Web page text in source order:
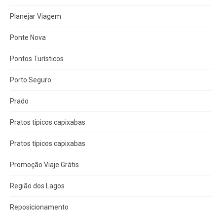
Planejar Viagem
Ponte Nova
Pontos Turísticos
Porto Seguro
Prado
Pratos típicos capixabas
Pratos típicos capixabas
Promoção Viaje Grátis
Região dos Lagos
Reposicionamento